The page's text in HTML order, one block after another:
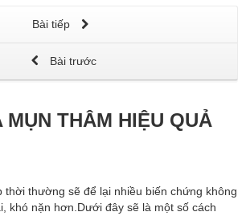
Bài tiếp
Bài trước
MỤN THÂM HIỆU QUẢ
thời thường sẽ để lại nhiều biến chứng không
khó nặn hơn.Dưới đây sẽ là một số cách